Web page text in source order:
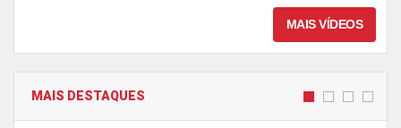
MAIS VÍDEOS
MAIS DESTAQUES